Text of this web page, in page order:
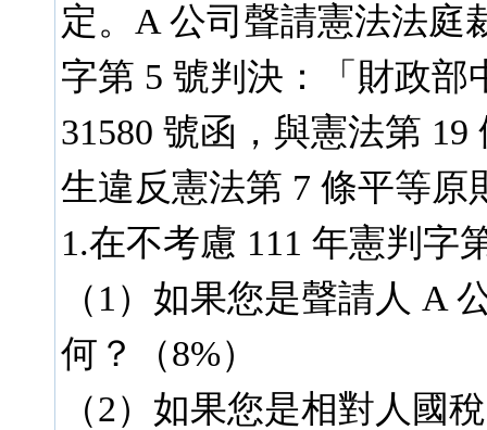
定。A 公司聲請憲法法庭
字第 5 號判決：「財政部
31580 號函，與憲法第
生違反憲法第 7 條平等原
1.在不考慮 111 年憲判字
（1）如果您是聲請人 A
何？（8%）
（2）如果您是相對人國